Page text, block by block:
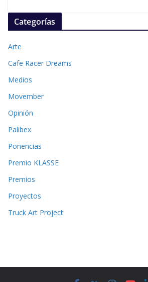
Categorías
Arte
Cafe Racer Dreams
Medios
Movember
Opinión
Palibex
Ponencias
Premio KLASSE
Premios
Proyectos
Truck Art Project